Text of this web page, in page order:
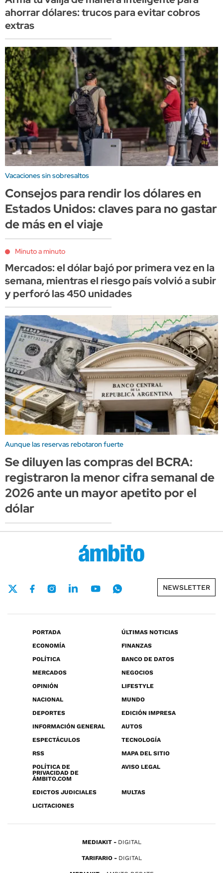
ahorrar dólares: trucos para evitar cobros
extras
Vacaciones sin sobresaltos
Consejos para rendir los dólares en
Estados Unidos: claves para no gastar
de más en el viaje
Minuto a minuto
Mercados: el dólar bajó por primera vez en la
semana, mientras el riesgo país volvió a subir
y perforó las 450 unidades
Aunque las reservas rebotaron fuerte
Se diluyen las compras del BCRA:
registraron la menor cifra semanal de
2026 ante un mayor apetito por el
dólar
NEWSLETTER
PORTADA
ÚLTIMAS NOTICIAS
ECONOMÍA
FINANZAS
POLÍTICA
BANCO DE DATOS
MERCADOS
NEGOCIOS
OPINIÓN
LIFESTYLE
NACIONAL
MUNDO
DEPORTES
EDICIÓN IMPRESA
INFORMACIÓN GENERAL
AUTOS
ESPECTÁCULOS
TECNOLOGÍA
RSS
MAPA DEL SITIO
POLÍTICA DE
PRIVACIDAD DE
ÁMBITO.COM
AVISO LEGAL
EDICTOS JUDICIALES
MULTAS
LICITACIONES
MEDIAKIT DIGITAL
TARIFARIO DIGITAL